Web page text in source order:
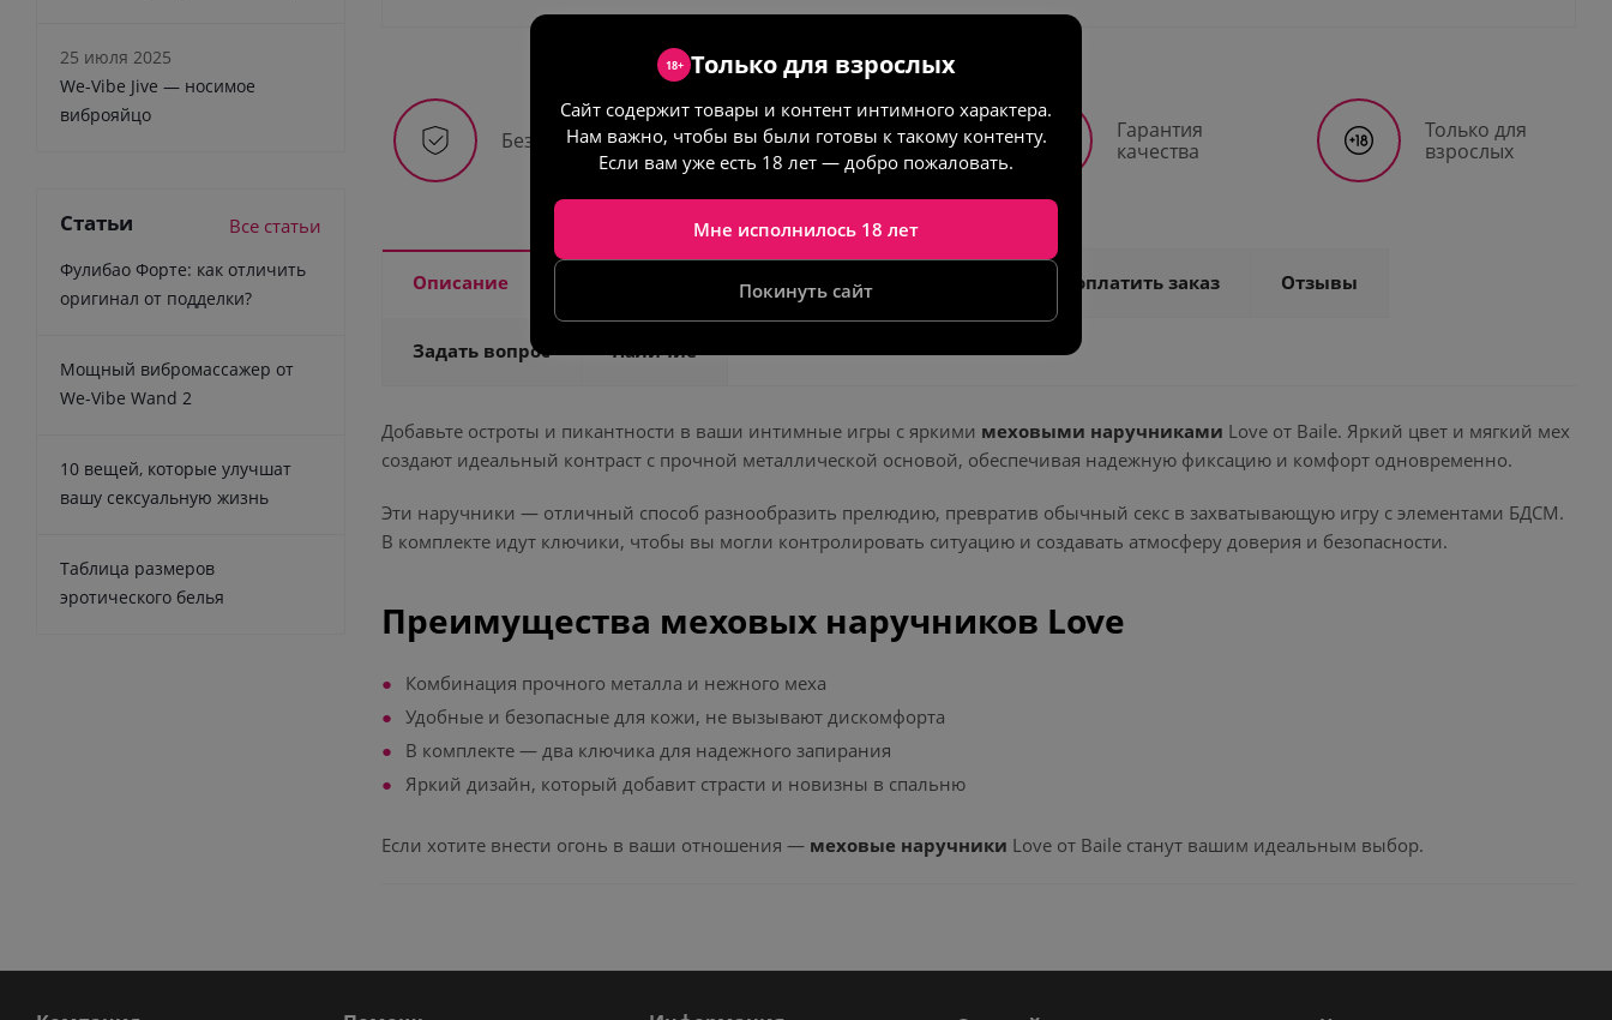
Безопасно Конфиденциально
Гарантия
качества
Только для
взрослых
Описание Как получить заказ Как оплатить заказ Отзывы
Задать вопрос Наличие
Добавьте остроты и пикантности в ваши интимные игры с яркими меховыми наручниками Love от Baile. Яркий цвет и мягкий мех
создают идеальный контраст с прочной металлической основой, обеспечивая надежную фиксацию и комфорт одновременно.
Эти наручники — отличный способ разнообразить прелюдию, превратив обычный секс в захватывающую игру с элементами БДСМ.
В комплекте идут ключики, чтобы вы могли контролировать ситуацию и создавать атмосферу доверия и безопасности.
Преимущества меховых наручников Love
Комбинация прочного металла и нежного меха
Удобные и безопасные для кожи, не вызывают дискомфорта
В комплекте — два ключика для надежного запирания
Яркий дизайн, который добавит страсти и новизны в спальню
Если хотите внести огонь в ваши отношения — меховые наручники Love от Baile станут вашим идеальным выбор.
25 июля 2025
We-Vibe Jive — носимое
виброяйцо
Статьи Все статьи
Фулибао Форте: как отличить
оригинал от подделки?
Мощный вибромассажер от
We-Vibe Wand 2
10 вещей, которые улучшат
вашу сексуальную жизнь
Таблица размеров
эротического белья
18+ Только для взрослых
Сайт содержит товары и контент интимного характера.
Нам важно, чтобы вы были готовы к такому контенту.
Если вам уже есть 18 лет — добро пожаловать.
Мне исполнилось 18 лет
Покинуть сайт